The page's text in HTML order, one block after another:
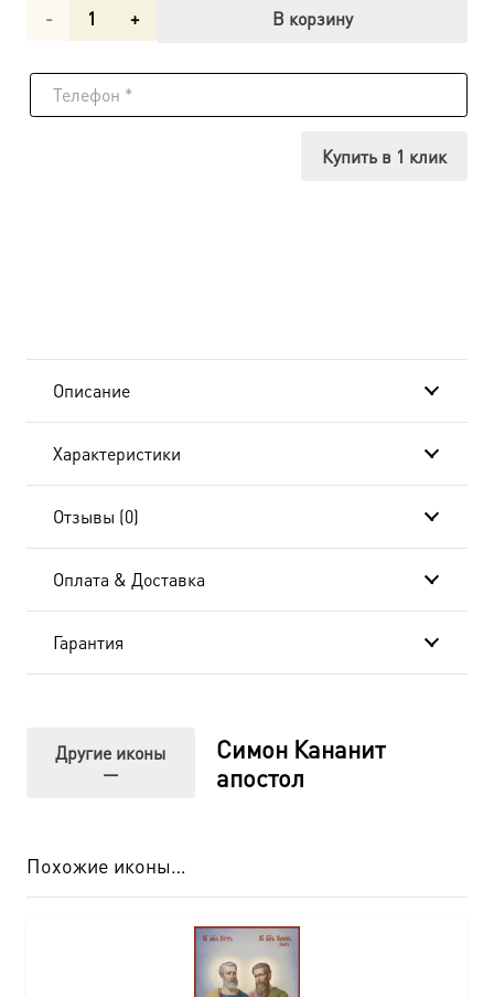
Количество
Икона
24х30
BK-
6475
В корзину
Купить в 1 клик
Описание
Характеристики
Отзывы (0)
Оплата & Доставка
Гарантия
Другие иконы
—
Симон Кананит
апостол
Похожие иконы…